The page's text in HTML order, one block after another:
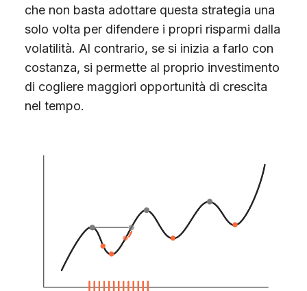
che non basta adottare questa strategia una
solo volta per difendere i propri risparmi dalla
volatilità. Al contrario, se si inizia a farlo con
costanza, si permette al proprio investimento
di cogliere maggiori opportunità di crescita
nel tempo.